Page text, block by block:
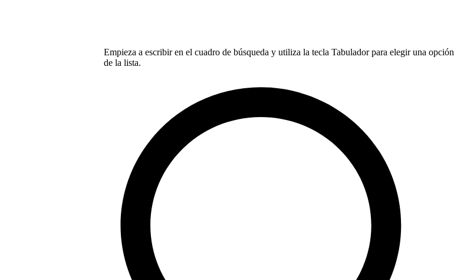
Empieza a escribir en el cuadro de búsqueda y utiliza la tecla Tabulador para elegir una opción
de la lista.